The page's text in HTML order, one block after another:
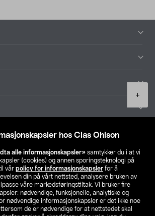
hos Clas Ohlson
alle informasjonskapsler» samtykker du i at vi
(cookies) og annen sporingsteknologi på
vår policy for informasjonskapsler for å
din på vårt nettsted, analysere bruken av
våre markedsføringstiltak. Vi bruker fire
nødvendige, funksjonelle, analytiske og
nødvendige informasjonskapsler er det ikke noe
de er nødvendige for at nettstedet skal
+
Finn din butikk
SE NO FI